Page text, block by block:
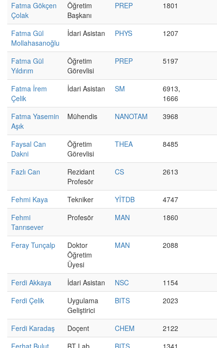
Fatma Gökçen
Çolak
Öğretim
Başkanı
PREP 1801
Fatma Gül
Mollahasanoğlu
İdari Asistan PHYS 1207
Fatma Gül
Yıldırım
Öğretim
Görevlisi
PREP 5197
Fatma İrem
Çelik
İdari Asistan SM
6913,
1666
Fatma Yasemin
Aşık
Mühendis NANOTAM 3968
Faysal Can
Dakni
Öğretim
Görevlisi
THEA 8485
Fazlı Can
Rezidant
Profesör
CS 2613
Fehmi Kaya Tekniker YİTDB
4747
Fehmi
Tanrısever
Profesör MAN 1860
Feray Tunçalp
Doktor
Öğretim
Üyesi
MAN 2088
Ferdi Akkaya İdari Asistan NSC
1154
Ferdi Çelik
Uygulama
Geliştirici
BITS 2023
Ferdi Karadaş Doçent CHEM
2122
Ferhat Bulut
BT Lab BITS 1341